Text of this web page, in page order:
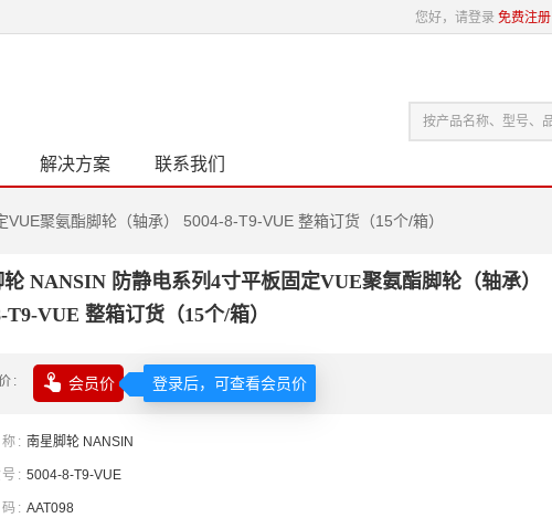
您好，请登录 免费注册
解决方案 联系我们
聚氨酯脚轮（轴承） 5004-8-T9-VUE 整箱订货（15个/箱）
NANSIN 防静电系列4寸平板固定VUE聚氨酯脚轮（轴承）
T9-VUE 整箱订货（15个/箱）
 会员价
南星脚轮 NANSIN
5004-8-T9-VUE
AAT098
登录后，可查看会员价